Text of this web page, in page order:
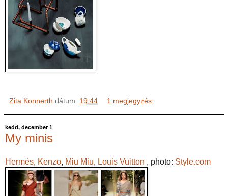
Zita Konnerth dátum: 19:44 1 megjegyzés:
kedd, december 1
My minis
Hermés, Kenzo, Miu Miu, Louis Vuitton , photo: Style.com